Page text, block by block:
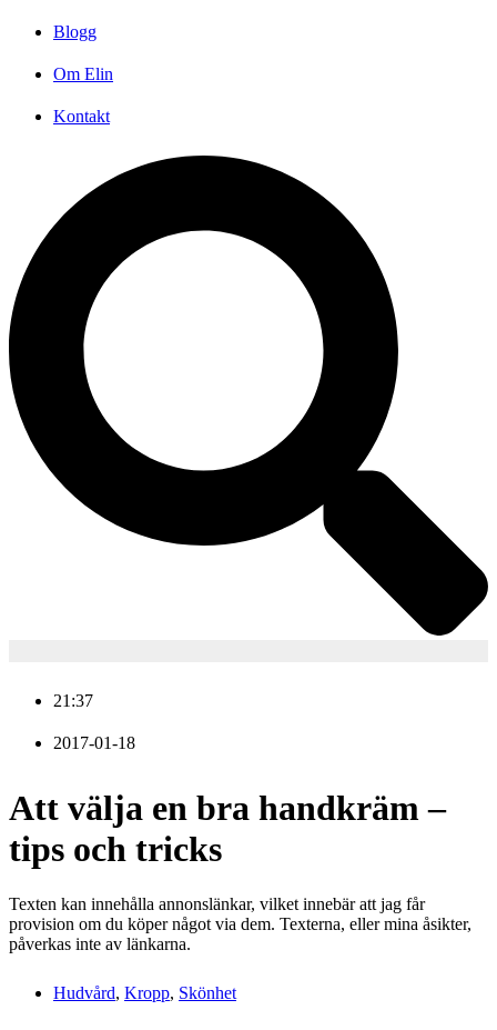
Blogg
Om Elin
Kontakt
21:37
2017-01-18
Att välja en bra handkräm –
tips och tricks
Texten kan innehålla annonslänkar, vilket innebär att jag får
provision om du köper något via dem. Texterna, eller mina åsikter,
påverkas inte av länkarna.
Hudvård, Kropp, Skönhet